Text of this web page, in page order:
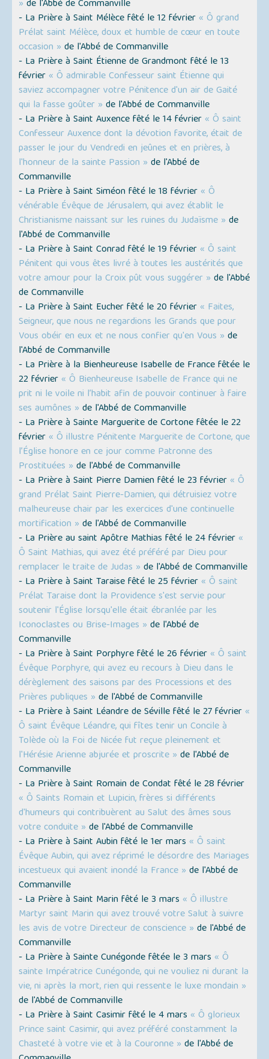
» de l'Abbé de Commanville
- La Prière à Saint Mélèce fêté le 12 février « Ô grand
Prélat saint Mélèce, doux et humble de cœur en toute
occasion » de l'Abbé de Commanville
- La Prière à Saint Étienne de Grandmont fêté le 13
février « Ô admirable Confesseur saint Étienne qui
saviez accompagner votre Pénitence d'un air de Gaité
qui la fasse goûter » de l'Abbé de Commanville
- La Prière à Saint Auxence fêté le 14 février « Ô saint
Confesseur Auxence dont la dévotion favorite, était de
passer le jour du Vendredi en jeûnes et en prières, à
l'honneur de la sainte Passion » de l'Abbé de
Commanville
- La Prière à Saint Siméon fêté le 18 février « Ô
vénérable Évêque de Jérusalem, qui avez établit le
Christianisme naissant sur les ruines du Judaïsme » de
l'Abbé de Commanville
- La Prière à Saint Conrad fêté le 19 février « Ô saint
Pénitent qui vous êtes livré à toutes les austérités que
votre amour pour la Croix pût vous suggérer » de l'Abbé
de Commanville
- La Prière à Saint Eucher fêté le 20 février « Faites,
Seigneur, que nous ne regardions les Grands que pour
Vous obéir en eux et ne nous confier qu'en Vous » de
l'Abbé de Commanville
- La Prière à la Bienheureuse Isabelle de France fêtée le
22 février « Ô Bienheureuse Isabelle de France qui ne
prit ni le voile ni l’habit afin de pouvoir continuer à faire
ses aumônes » de l'Abbé de Commanville
- La Prière à Sainte Marguerite de Cortone fêtée le 22
février « Ô illustre Pénitente Marguerite de Cortone, que
l’Église honore en ce jour comme Patronne des
Prostituées » de l'Abbé de Commanville
- La Prière à Saint Pierre Damien fêté le 23 février « Ô
grand Prélat Saint Pierre-Damien, qui détruisiez votre
malheureuse chair par les exercices d'une continuelle
mortification » de l'Abbé de Commanville
- La Prière au saint Apôtre Mathias fêté le 24 février «
Ô Saint Mathias, qui avez été préféré par Dieu pour
remplacer le traite de Judas » de l'Abbé de Commanville
- La Prière à Saint Taraise fêté le 25 février « Ô saint
Prélat Taraise dont la Providence s'est servie pour
soutenir l'Église lorsqu'elle était ébranlée par les
Iconoclastes ou Brise-Images » de l'Abbé de
Commanville
- La Prière à Saint Porphyre fêté le 26 février « Ô saint
Évêque Porphyre, qui avez eu recours à Dieu dans le
dérèglement des saisons par des Processions et des
Prières publiques » de l'Abbé de Commanville
- La Prière à Saint Léandre de Séville fêté le 27 février «
Ô saint Évêque Léandre, qui fîtes tenir un Concile à
Tolède où la Foi de Nicée fut reçue pleinement et
l'Hérésie Arienne abjurée et proscrite » de l'Abbé de
Commanville
- La Prière à Saint Romain de Condat fêté le 28 février
« Ô Saints Romain et Lupicin, frères si différents
d'humeurs qui contribuèrent au Salut des âmes sous
votre conduite » de l'Abbé de Commanville
- La Prière à Saint Aubin fêté le 1er mars « Ô saint
Évêque Aubin, qui avez réprimé le désordre des Mariages
incestueux qui avaient inondé la France » de l'Abbé de
Commanville
- La Prière à Saint Marin fêté le 3 mars « Ô illustre
Martyr saint Marin qui avez trouvé votre Salut à suivre
les avis de votre Directeur de conscience » de l'Abbé de
Commanville
- La Prière à Sainte Cunégonde fêtée le 3 mars « Ô
sainte Impératrice Cunégonde, qui ne vouliez ni durant la
vie, ni après la mort, rien qui ressente le luxe mondain »
de l'Abbé de Commanville
- La Prière à Saint Casimir fêté le 4 mars « Ô glorieux
Prince saint Casimir, qui avez préféré constamment la
Chasteté à votre vie et à la Couronne » de l'Abbé de